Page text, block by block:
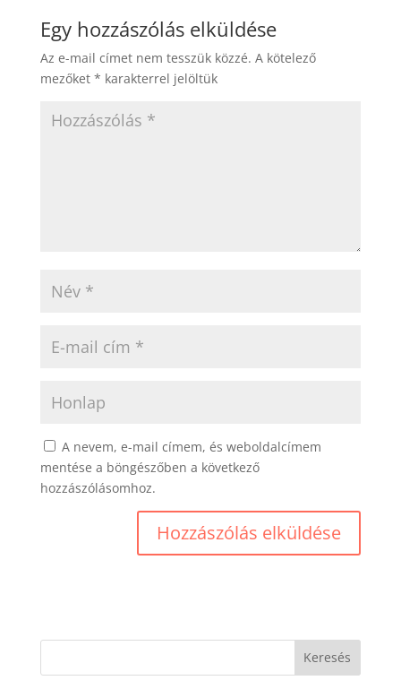
Egy hozzászólás elküldése
Az e-mail címet nem tesszük közzé. A kötelező
mezőket * karakterrel jelöltük
A nevem, e-mail címem, és weboldalcímem
mentése a böngészőben a következő
hozzászólásomhoz.
Hozzászólás elküldése